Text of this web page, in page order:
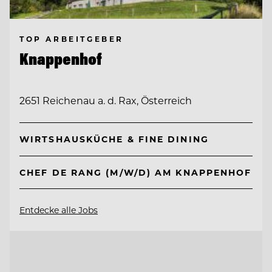
TOP ARBEITGEBER
Knappenhof
2651 Reichenau a. d. Rax, Österreich
WIRTSHAUSKÜCHE & FINE DINING
CHEF DE RANG (M/W/D) AM KNAPPENHOF
Entdecke alle Jobs